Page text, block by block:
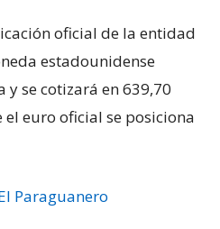
oficial de la entidad
estadounidense
se cotizará en 639,70
euro oficial se posiciona
Paraguanero